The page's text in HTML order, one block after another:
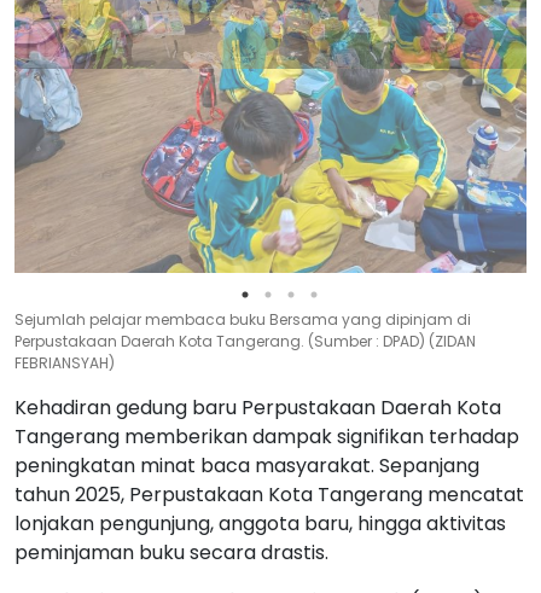
Suasana Ruang Belajar Perpustakaan Daerah (Perpusda) Kota
Tangerang yang dipenuhi oleh para Pelajar Pendidikan Anak Usia
Dunia (PAUD) Kota Tangerang yang sedang melakukan giat Lomba
Mewarnai (Sumber : Arsip Dinas Perpustakaan dan Arsip Daerah)
(ZIDAN FEBRIANSYAH)
Kehadiran gedung baru Perpustakaan Daerah Kota
Tangerang memberikan dampak signifikan terhadap
peningkatan minat baca masyarakat. Sepanjang
tahun 2025, Perpustakaan Kota Tangerang mencatat
lonjakan pengunjung, anggota baru, hingga aktivitas
Kepala Dinas Perpustakaan Arsip Daerah (DPAD)
Engkos Zarkasy memaparkan, berdasarkan data
kinerja perpustakaan, jumlah pengunjung mengalami
peningkatan sebesar 399,4 persen, dari 7.583
pengunjung pada 2024 menjadi 37.869 pengunjung